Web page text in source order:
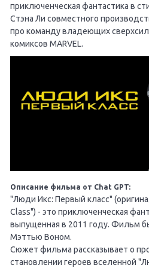
приключенческая фантастика в
Стэна Ли совместного
про команду владеющих
комиксов MARVEL.
Описание фильма от Chat GPT:
"Люди Икс: Первый класс"
Class") - это приключенческая
выпущенная в 2011 году. Фильм
Мэттью Воном.
Сюжет фильма рассказывает о
становлении героев вселенной